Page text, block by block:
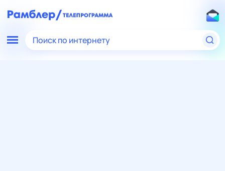
Поиск по интернету